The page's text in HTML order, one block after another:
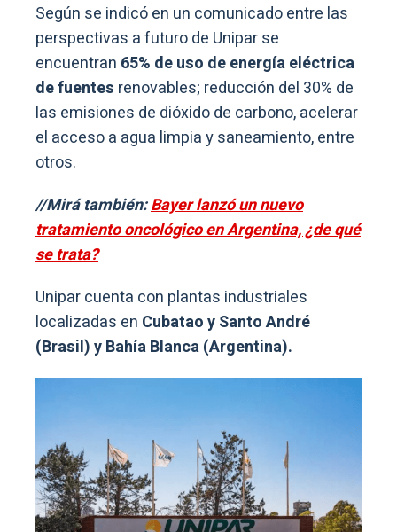
Según se indicó en un comunicado entre las
perspectivas a futuro de Unipar se
encuentran 65% de uso de energía eléctrica
de fuentes renovables; reducción del 30% de
las emisiones de dióxido de carbono, acelerar
el acceso a agua limpia y saneamiento, entre
otros.
//Mirá también:Bayer lanzó un nuevo
tratamiento oncológico en Argentina, ¿de qué
se trata?
Unipar cuenta con plantas industriales
localizadas en Cubatao y Santo André
(Brasil) y Bahía Blanca (Argentina).